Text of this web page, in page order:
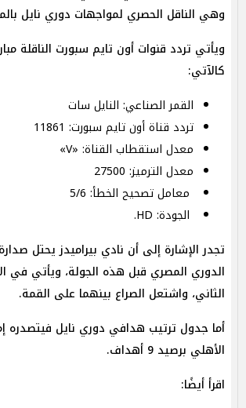
وهي الناقل الحصري لمواجهات دوري نايل
ويأتي تردد قنوات أون تايم سبورت الناقلة
كالآتي:
القمر الصناعي: النايل سات
تردد قناة أون تايم سبورت: 11861
معدل استقطاب القناة: «V»
معدل الترميز: 27500
معامل تصحيح الخطأ: 5/6
الجودة: HD.
تجدر الإشارة إلى أن نادي بيراميدز يحتل
الدوري المصري قبل هذه الجولة، ويأتي في
الثاني، واشتعل الصراع بينهما على القمة.
أما جدول ترتيب هدافي دوري نايل فيتصدره
الأهلي برصيد 9 أهداف.
اقرأ أيضًا: